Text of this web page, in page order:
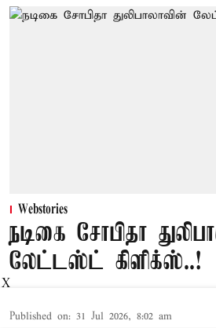
Webstories
நடிகை சோபிதா
லேட்டஸ்ட் கிளிக்ஸ்..!
Published on: 31 Jul 2026, 8:02 am
X